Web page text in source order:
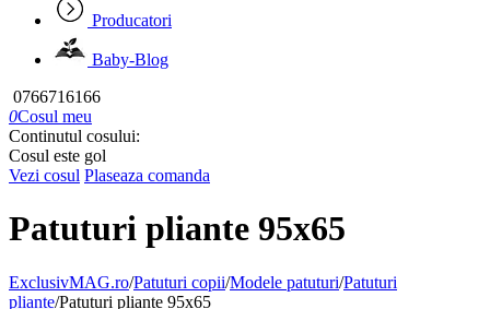
Producatori
Baby-Blog
0766716166
0Cosul meu
Continutul cosului:
Cosul este gol
Vezi cosul Plaseaza comanda
Patuturi pliante 95x65
ExclusivMAG.ro/Patuturi copii/Modele patuturi/Patuturi
pliante/Patuturi pliante 95x65